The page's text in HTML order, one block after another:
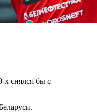
снялся бы с